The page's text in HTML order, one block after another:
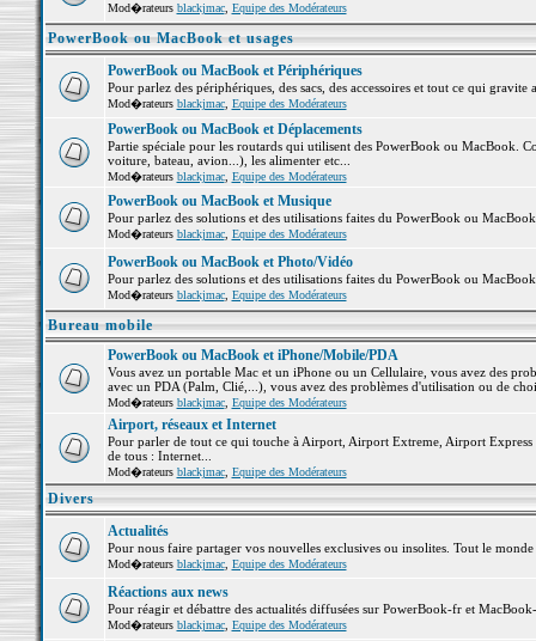
Mod�rateurs blackjmac, Equipe des Modérateurs
PowerBook ou MacBook et usages
PowerBook ou MacBook et Périphériques
Pour parlez des périphériques, des sacs, des accessoires et tout ce qui
Mod�rateurs blackjmac, Equipe des Modérateurs
PowerBook ou MacBook et Déplacements
Partie spéciale pour les routards qui utilisent des PowerBook ou MacBook.
voiture, bateau, avion...), les alimenter etc...
Mod�rateurs blackjmac, Equipe des Modérateurs
PowerBook ou MacBook et Musique
Pour parlez des solutions et des utilisations faites du PowerBook ou
Mod�rateurs blackjmac, Equipe des Modérateurs
PowerBook ou MacBook et Photo/Vidéo
Pour parlez des solutions et des utilisations faites du PowerBook ou
Mod�rateurs blackjmac, Equipe des Modérateurs
Bureau mobile
PowerBook ou MacBook et iPhone/Mobile/PDA
Vous avez un portable Mac et un iPhone ou un Cellulaire, vous avez des
avec un PDA (Palm, Clié,...), vous avez des problèmes d'utilisation ou de
Mod�rateurs blackjmac, Equipe des Modérateurs
Airport, réseaux et Internet
Pour parler de tout ce qui touche à Airport, Airport Extreme, Airport
de tous : Internet...
Mod�rateurs blackjmac, Equipe des Modérateurs
Divers
Actualités
Pour nous faire partager vos nouvelles exclusives ou insolites. Tout le
Mod�rateurs blackjmac, Equipe des Modérateurs
Réactions aux news
Pour réagir et débattre des actualités diffusées sur PowerBook-fr et
Mod�rateurs blackjmac, Equipe des Modérateurs